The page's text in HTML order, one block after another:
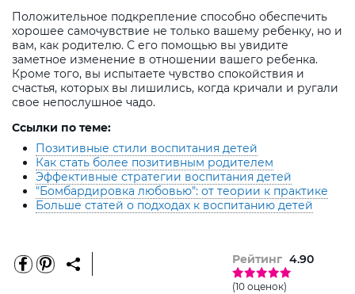
Положительное подкрепление способно обеспечить
хорошее самочувствие не только вашему ребенку, но и
вам, как родителю. С его помощью вы увидите
заметное изменение в отношении вашего ребенка.
Кроме того, вы испытаете чувство спокойствия и
счастья, которых вы лишились, когда кричали и ругали
свое непослушное чадо.
Ссылки по теме:
Позитивные стили воспитания детей
Как стать более позитивным родителем
Эффективные стратегии воспитания детей
"Бомбардировка любовью": от теории к практике
Больше статей о подходах к воспитанию детей
Рейтинг 4.90
(10 оценок)